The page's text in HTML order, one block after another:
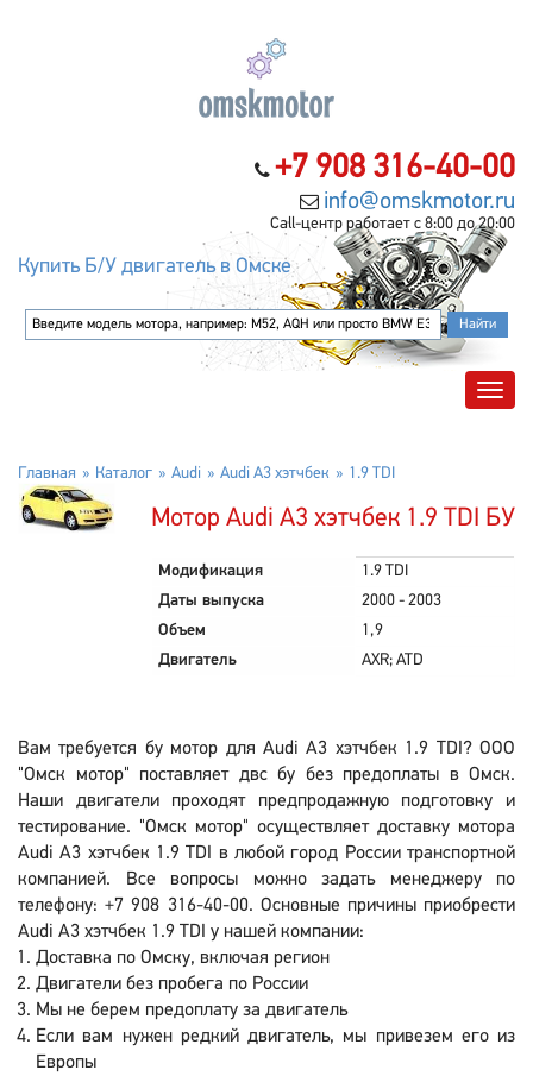
+7 908 316-40-00
info@omskmotor.ru
Call-центр работает с 8:00 до 20:00
Купить Б/У двигатель в Омске
Главная Каталог Audi Audi A3 хэтчбек 1.9 TDI
Мотор Audi A3 хэтчбек 1.9 TDI БУ
Модификация
1.9 TDI
Даты выпуска
2000 - 2003
Объем
1,9
Двигатель
AXR; ATD
Вам требуется бу мотор для Audi A3 хэтчбек 1.9 TDI? ООО
"Омск мотор" поставляет двс бу без предоплаты в Омск.
Наши двигатели проходят предпродажную подготовку и
тестирование. "Омск мотор" осуществляет доставку мотора
Audi A3 хэтчбек 1.9 TDI в любой город России транспортной
компанией. Все вопросы можно задать менеджеру по
телефону: +7 908 316-40-00. Основные причины приобрести
Audi A3 хэтчбек 1.9 TDI у нашей компании:
Доставка по Омску, включая регион
Двигатели без пробега по России
Мы не берем предоплату за двигатель
Если вам нужен редкий двигатель, мы привезем его из
Европы